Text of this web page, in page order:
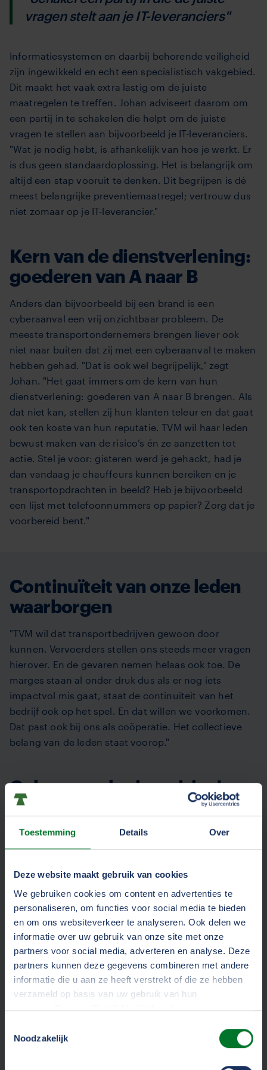
Toestemming Details Over
Deze website maakt gebruik van cookies
We gebruiken cookies om content en advertenties te
personaliseren, om functies voor social media te bieden
en om ons websiteverkeer te analyseren. Ook delen we
informatie over uw gebruik van onze site met onze
partners voor social media, adverteren en analyse. Deze
partners kunnen deze gegevens combineren met andere
informatie die u aan ze heeft verstrekt of die ze hebben
verzameld op basis van uw gebruik van hun
services. Door op 'Details' te klikken, kunt u meer lezen
toestemming intrekken. Door op 'Alles accepteren' te
klikken, gaat u akkoord met het gebruik van alle cookies
Noodzakelijk
vragen stelt aan je IT-leveranciers"
Informatiesystemen en daarbij behorende veiligheid
zijn ingewikkeld en echt een specialistisch vakgebied.
Dit maakt het vaak extra lastig om de juiste
maatregelen te treffen. Johan adviseert daarom om
een partij in te schakelen die helpt om de juiste
vragen te stellen aan bijvoorbeeld je IT-leveranciers.
"Wat je nodig hebt, is afhankelijk van hoe je werkt. Er
is dus geen standaardoplossing. Het is belangrijk om
altijd een stap vooruit te denken. Dit begrijpen is dé
meest belangrijke preventiemaatregel; vertrouw dus
niet zomaar op je IT-leverancier."
Kern van de dienstverlening:
goederen van A naar B
Anders dan bijvoorbeeld bij een brand is een
cyberaanval een vrij onzichtbaar probleem. De
meeste transportondernemers brengen liever ook
niet naar buiten dat zij met een cyberaanval te maken
hebben gehad. "Dat is ook wel begrijpelijk," zegt
Johan. "Het gaat immers om de kern van hun
dienstverlening: goederen van A naar B brengen. Als
dat niet kan, stellen zij hun klanten teleur en dat gaat
ook ten koste van hun reputatie. TVM wil haar leden
bewust maken van de risico’s én ze aanzetten tot
actie. Stel je voor: gisteren werd je gehackt, had je
dan vandaag je chauffeurs kunnen bereiken en je
transportopdrachten in beeld? Heb je bijvoorbeeld
een lijst met telefoonnummers op papier? Zorg dat je
voorbereid bent."
Continuïteit van onze leden
waarborgen
"TVM wil dat transportbedrijven gewoon door
kunnen. Vervoerders stellen ons steeds meer vragen
hierover. En de gevaren nemen helaas ook toe. De
marges staan al onder druk dus als er nog iets
impactvol mis gaat, staat de continuïteit van het
bedrijf ook op het spel. En dat willen we voorkomen.
Dat past ook bij ons als coöperatie. Het collectieve
belang van de leden staat voorop."
Cyberverzekering: risico's
beperken en oplossen
Johan: "Om onze leden ook op dit vlak te kunnen
helpen ontwikkelden we eenCyberverzekering. Hierin
transportondernemers kunnen zien hoe zij risico’s
kunnen beperken en oplossen. Dit doen we met een
externe partij. De juiste expertise vraagt namelijk om
veel verschillende disciplines en het is lastig om dat
allemaal zelf in huis te hebben."
Met de cyberverzekering hebben
transportondernemers een dekking voor de kosten
veiligheidsscans en crisismanagement
is bij TVM inmiddels
een vast onderdeel van de verzekeringsadvisering.